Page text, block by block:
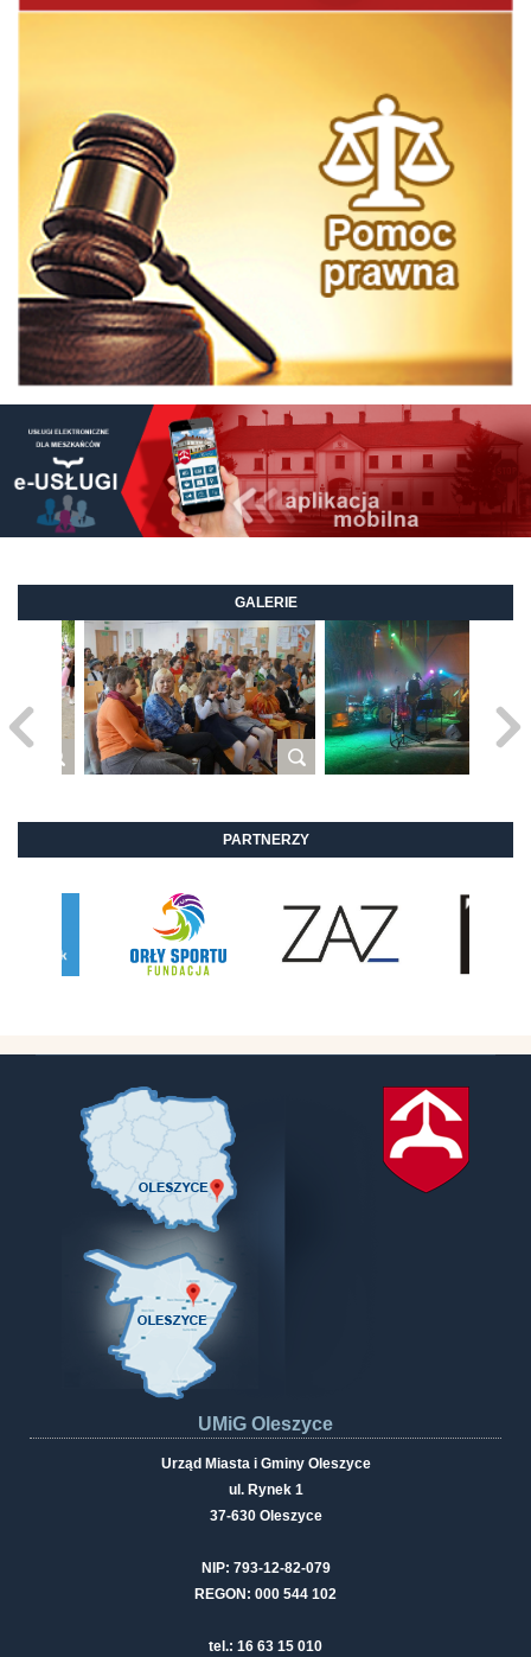
GALERIE
PARTNERZY
UMiG Oleszyce
Urząd Miasta i Gminy Oleszyce
ul. Rynek 1
37-630 Oleszyce
NIP: 793-12-82-079
REGON: 000 544 102
tel.: 16 63 15 010